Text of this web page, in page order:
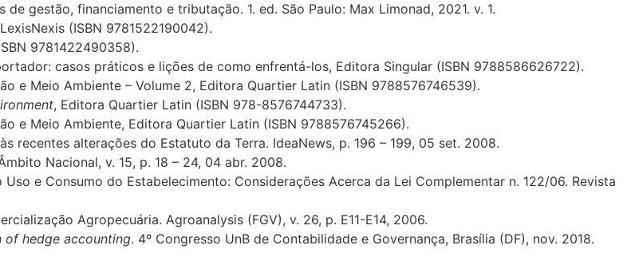
gestão, financiamento e tributação. 1. ed. São Paulo: Max Limonad, 2021. v. 1.
(ISBN 9781522190042).
9781422490358).
casos práticos e lições de como enfrentá-los, Editora Singular (ISBN 9788586626722).
e Meio Ambiente – Volume 2, Editora Quartier Latin (ISBN 9788576746539).
, Editora Quartier Latin (ISBN 978-8576744733).
e Meio Ambiente, Editora Quartier Latin (ISBN 9788576745266).
recentes alterações do Estatuto da Terra. IdeaNews, p. 196 – 199, 05 set. 2008.
Nacional, v. 15, p. 18 – 24, 04 abr. 2008.
Uso e Consumo do Estabelecimento: Considerações Acerca da Lei Complementar n. 122/06. Revista
Agropecuária. Agroanalysis (FGV), v. 26, p. E11-E14, 2006.
hedge accounting. 4º Congresso UnB de Contabilidade e Governança, Brasília (DF), nov. 2018.